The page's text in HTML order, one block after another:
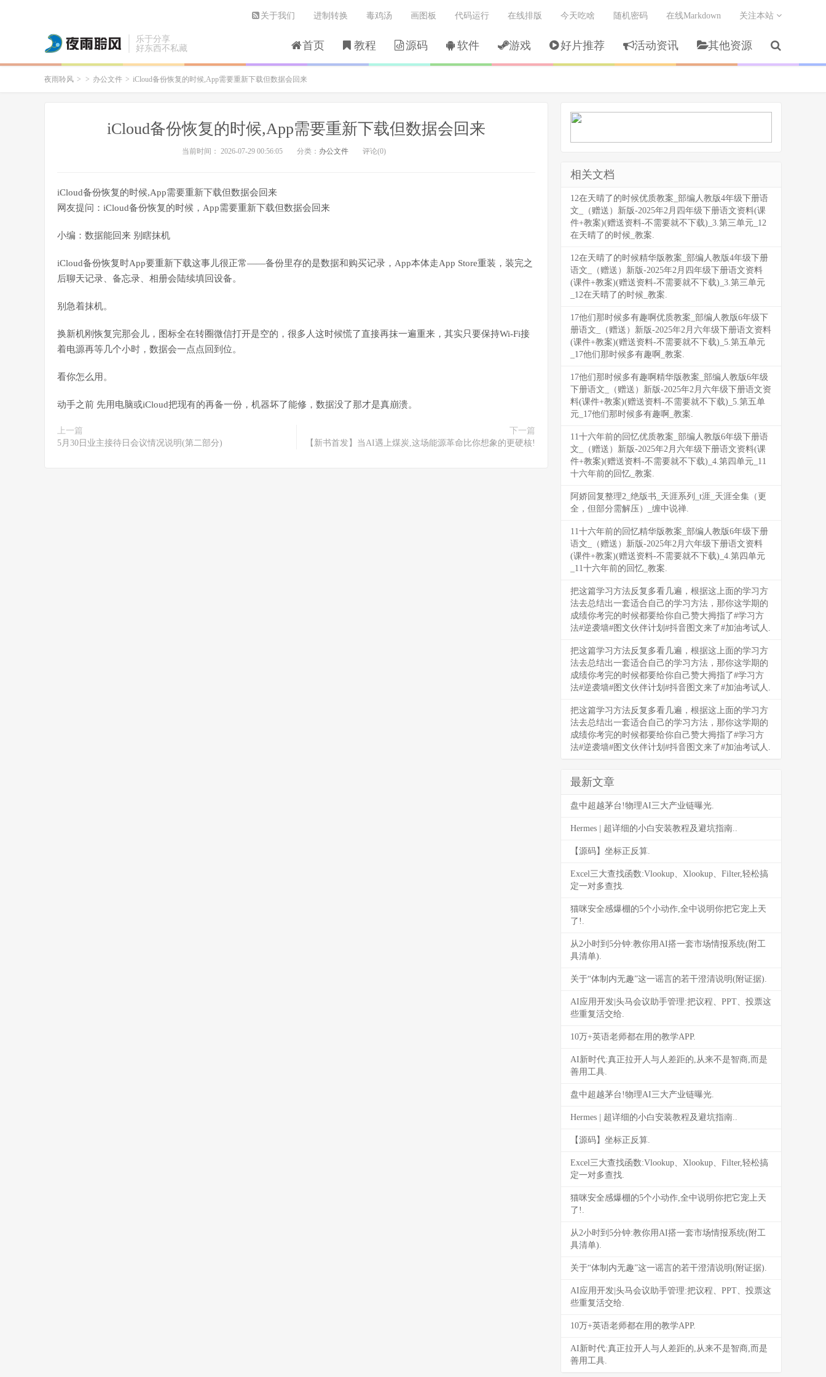
乐于分享
好东西不私藏
首页 教程 源码 软件 游戏 好片推荐 活动资讯 其他资源
关于我们 进制转换 毒鸡汤 画图板 代码运行 在线排版 今天吃啥 随机密码 在线Markdown 关注本站
夜雨聆风 > > 办公文件 > iCloud备份恢复的时候,App需要重新下载但数据会回来
iCloud备份恢复的时候,App需要重新下载但数据会回来
当前时间： 2026-07-29 00:56:05 分类： 办公文件 评论(0)
iCloud备份恢复的时候,App需要重新下载但数据会回来
网友提问：iCloud备份恢复的时候，App需要重新下载但数据会回来
小编：数据能回来 别瞎抹机
iCloud备份恢复时App要重新下载这事儿很正常——备份里存的是数据和购买记录，App本体走App Store重装，装完之
后聊天记录、备忘录、相册会陆续填回设备。
别急着抹机。
换新机刚恢复完那会儿，图标全在转圈微信打开是空的，很多人这时候慌了直接再抹一遍重来，其实只要保持Wi-Fi接
着电源再等几个小时，数据会一点点回到位。
看你怎么用。
动手之前 先用电脑或iCloud把现有的再备一份，机器坏了能修，数据没了那才是真崩溃。
上一篇
5月30日业主接待日会议情况说明(第二部分)
下一篇
【新书首发】当AI遇上煤炭,这场能源革命比你想象的更硬核!
相关文档
12在天晴了的时候优质教案_部编人教版4年级下册语
文_（赠送）新版-2025年2月四年级下册语文资料(课
件+教案)(赠送资料-不需要就不下载)_3.第三单元_12
在天晴了的时候_教案.
12在天晴了的时候精华版教案_部编人教版4年级下册
语文_（赠送）新版-2025年2月四年级下册语文资料
(课件+教案)(赠送资料-不需要就不下载)_3.第三单元
_12在天晴了的时候_教案.
17他们那时候多有趣啊优质教案_部编人教版6年级下
册语文_（赠送）新版-2025年2月六年级下册语文资料
(课件+教案)(赠送资料-不需要就不下载)_5.第五单元
_17他们那时候多有趣啊_教案.
17他们那时候多有趣啊精华版教案_部编人教版6年级
下册语文_（赠送）新版-2025年2月六年级下册语文资
料(课件+教案)(赠送资料-不需要就不下载)_5.第五单
元_17他们那时候多有趣啊_教案.
11十六年前的回忆优质教案_部编人教版6年级下册语
文_（赠送）新版-2025年2月六年级下册语文资料(课
件+教案)(赠送资料-不需要就不下载)_4.第四单元_11
十六年前的回忆_教案.
阿娇回复整理2_绝版书_天涯系列_t涯_天涯全集（更
全，但部分需解压）_缠中说禅.
11十六年前的回忆精华版教案_部编人教版6年级下册
语文_（赠送）新版-2025年2月六年级下册语文资料
(课件+教案)(赠送资料-不需要就不下载)_4.第四单元
_11十六年前的回忆_教案.
把这篇学习方法反复多看几遍，根据这上面的学习方
法去总结出一套适合自己的学习方法，那你这学期的
成绩你考完的时候都要给你自己赞大拇指了#学习方
法#逆袭墙#图文伙伴计划#抖音图文来了#加油考试人.
把这篇学习方法反复多看几遍，根据这上面的学习方
法去总结出一套适合自己的学习方法，那你这学期的
成绩你考完的时候都要给你自己赞大拇指了#学习方
法#逆袭墙#图文伙伴计划#抖音图文来了#加油考试人.
把这篇学习方法反复多看几遍，根据这上面的学习方
法去总结出一套适合自己的学习方法，那你这学期的
成绩你考完的时候都要给你自己赞大拇指了#学习方
法#逆袭墙#图文伙伴计划#抖音图文来了#加油考试人.
最新文章
盘中超越茅台!物理AI三大产业链曝光.
Hermes | 超详细的小白安装教程及避坑指南..
【源码】坐标正反算.
Excel三大查找函数:Vlookup、Xlookup、Filter,轻松搞
定一对多查找.
猫咪安全感爆棚的5个小动作,全中说明你把它宠上天
了!.
从2小时到5分钟:教你用AI搭一套市场情报系统(附工
具清单).
关于“体制内无趣”这一谣言的若干澄清说明(附证据).
AI应用开发|头马会议助手管理:把议程、PPT、投票这
些重复活交给.
10万+英语老师都在用的教学APP.
AI新时代:真正拉开人与人差距的,从来不是智商,而是
善用工具.
盘中超越茅台!物理AI三大产业链曝光.
Hermes | 超详细的小白安装教程及避坑指南..
【源码】坐标正反算.
Excel三大查找函数:Vlookup、Xlookup、Filter,轻松搞
定一对多查找.
猫咪安全感爆棚的5个小动作,全中说明你把它宠上天
了!.
从2小时到5分钟:教你用AI搭一套市场情报系统(附工
具清单).
关于“体制内无趣”这一谣言的若干澄清说明(附证据).
AI应用开发|头马会议助手管理:把议程、PPT、投票这
些重复活交给.
10万+英语老师都在用的教学APP.
AI新时代:真正拉开人与人差距的,从来不是智商,而是
善用工具.